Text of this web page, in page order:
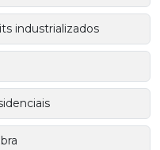
industrializados